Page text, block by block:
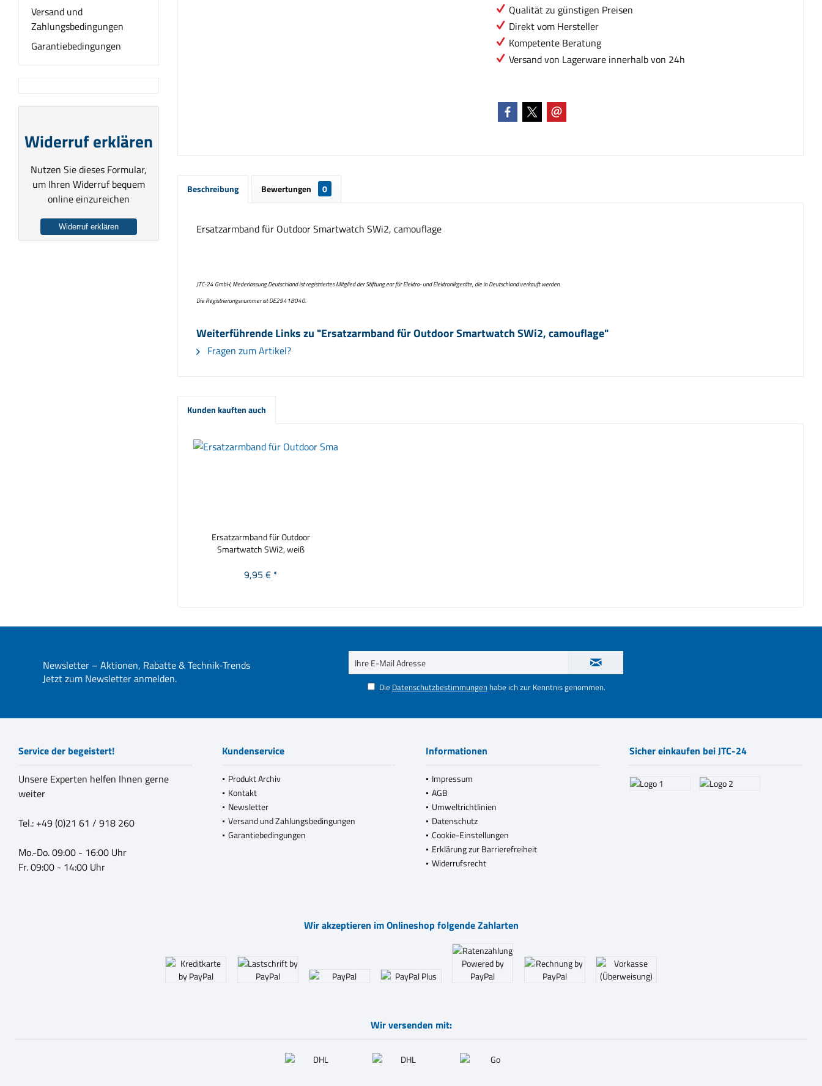
Versand und
Zahlungsbedingungen
Garantiebedingungen
Widerruf erklären
Nutzen Sie dieses Formular,
um Ihren Widerruf bequem
online einzureichen
Widerruf erklären
Qualität zu günstigen Preisen
Direkt vom Hersteller
Kompetente Beratung
Versand von Lagerware innerhalb von 24h
Beschreibung Bewertungen 0
Ersatzarmband für Outdoor Smartwatch SWi2, camouflage
JTC-24 GmbH, Niederlassung Deutschland ist registriertes Mitglied der Stiftung ear für Elektro- und Elektronikgeräte, die in Deutschland verkauft werden.
Die Registrierungsnummer ist DE29418040.
Weiterführende Links zu "Ersatzarmband für Outdoor Smartwatch SWi2, camouflage"
Fragen zum Artikel?
Kunden kauften auch
Ersatzarmband für Outdoor
Smartwatch SWi2, weiß
9,95 € *
Newsletter – Aktionen, Rabatte & Technik-Trends
Jetzt zum Newsletter anmelden.
Die Datenschutzbestimmungenhabe ich zur Kenntnis genommen.
Service der begeistert!
Unsere Experten helfen Ihnen gerne
weiter
Tel.: +49 (0)21 61 / 918 260
Mo.-Do. 09:00 - 16:00 Uhr
Fr. 09:00 - 14:00 Uhr
Kundenservice
Produkt Archiv
Kontakt
Newsletter
Versand und Zahlungsbedingungen
Garantiebedingungen
Informationen
Impressum
AGB
Umweltrichtlinien
Datenschutz
Cookie-Einstellungen
Erklärung zur Barrierefreiheit
Widerrufsrecht
Sicher einkaufen bei JTC-24
Wir akzeptieren im Onlineshop folgende Zahlarten
Wir versenden mit: